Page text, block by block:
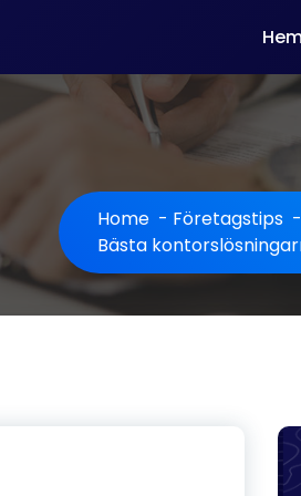
Home - Företagstips -
Bästa